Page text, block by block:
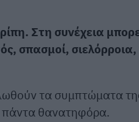
Στη συνέχεια
σπασμοί,
τα συμπτώματα
πάντα θανατηφόρα.